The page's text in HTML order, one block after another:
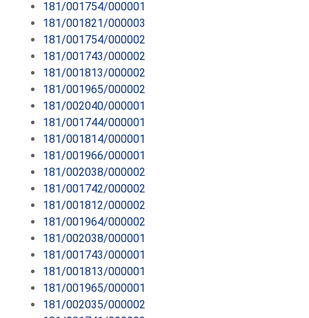
181/001754/000001
181/001821/000003
181/001754/000002
181/001743/000002
181/001813/000002
181/001965/000002
181/002040/000001
181/001744/000001
181/001814/000001
181/001966/000001
181/002038/000002
181/001742/000002
181/001812/000002
181/001964/000002
181/002038/000001
181/001743/000001
181/001813/000001
181/001965/000001
181/002035/000002